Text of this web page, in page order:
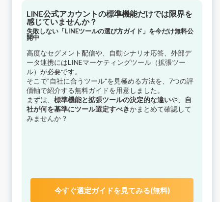
LINE公式アカウントの標準機能だけでは限界を
感じていませんか？
失敗しない「LINEツールの選び方ガイド」を今だけ無料公
開中
高度なセグメント配信や、自動シナリオ応答、外部デ
ータ連携にはLINEマーケティングツール（拡張ツー
ル）が必要です。
そこで"自社に合うツール"を見極める方法を、7つの評
価軸で紹介する無料ガイドを用意しました。
まずは、 標準機能と拡張ツールの決定的な違いや、
自
社が何を基準にツール選定すべきかまとめて確認して
みませんか？
今すぐ選定ガイドを見てみる(無料)